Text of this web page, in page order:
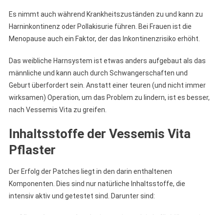
Es nimmt auch während Krankheitszuständen zu und kann zu
Harninkontinenz oder Pollakisurie führen. Bei Frauen ist die
Menopause auch ein Faktor, der das Inkontinenzrisiko erhöht.
Das weibliche Harnsystem ist etwas anders aufgebaut als das
männliche und kann auch durch Schwangerschaften und
Geburt überfordert sein. Anstatt einer teuren (und nicht immer
wirksamen) Operation, um das Problem zu lindern, ist es besser,
nach Vessemis Vita zu greifen.
Inhaltsstoffe der Vessemis Vita
Pflaster
Der Erfolg der Patches liegt in den darin enthaltenen
Komponenten. Dies sind nur natürliche Inhaltsstoffe, die
intensiv aktiv und getestet sind. Darunter sind: